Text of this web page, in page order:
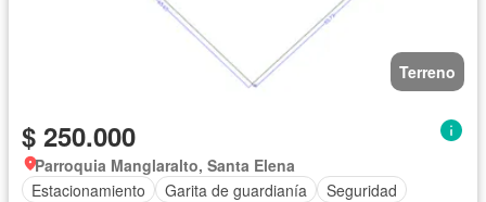
Terreno
$ 250.000
Parroquia Manglaralto, Santa Elena
Estacionamiento
Garita de guardianía Seguridad